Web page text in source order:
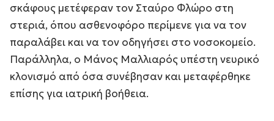
σκάφους μετέφεραν τον Σταύρο Φλώρο στη
στεριά, όπου ασθενοφόρο περίμενε για να τον
παραλάβει και να τον οδηγήσει στο νοσοκομείο.
Παράλληλα, ο Μάνος Μαλλιαρός υπέστη νευρικό
κλονισμό από όσα συνέβησαν και μεταφέρθηκε
επίσης για ιατρική βοήθεια.